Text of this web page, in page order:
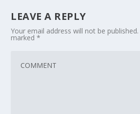
LEAVE A REPLY
Your email address will not be published.
marked*